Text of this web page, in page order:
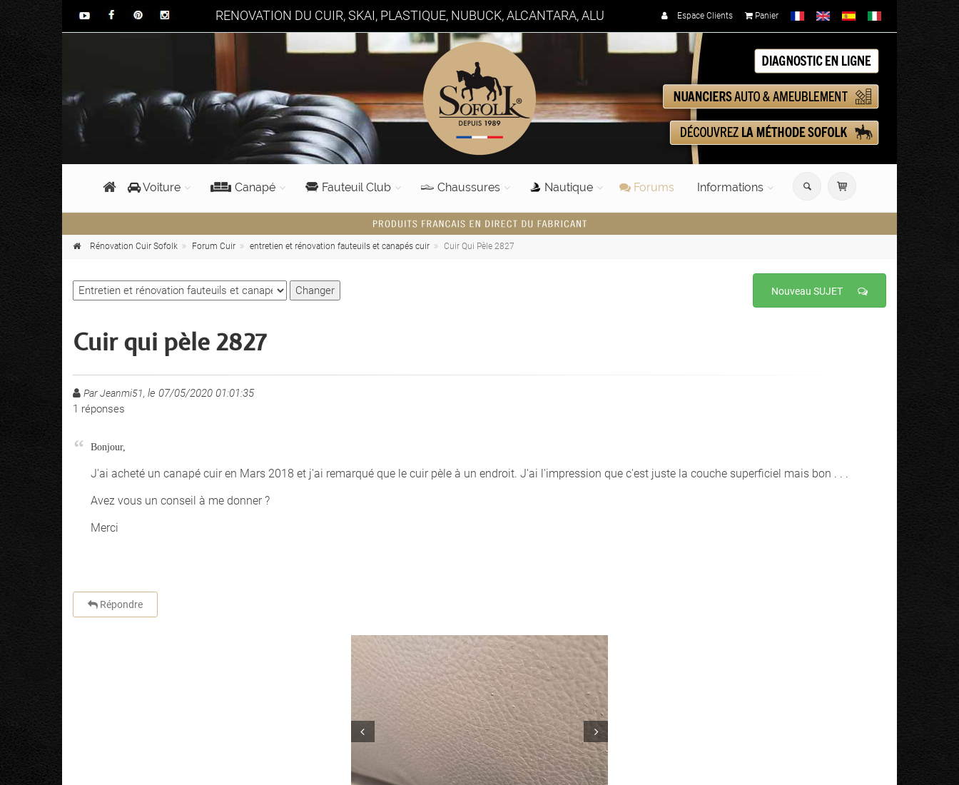
RENOVATION DU CUIR, SKAI, PLASTIQUE, NUBUCK, ALCANTARA, ALU Espace Clients Panier
Voiture Canapé Fauteuil Club Chaussures Nautique Forums Informations
Rénovation Cuir Sofolk Forum Cuir entretien et rénovation fauteuils et canapés cuir Cuir Qui Pèle 2827
Nouveau SUJET
Cuir qui pèle 2827
Par Jeanmi51, le 07/05/2020 01:01:35
1 réponses
Bonjour,
J'ai acheté un canapé cuir en Mars 2018 et j'ai remarqué que le cuir pèle à un endroit. J'ai l'impression que c'est juste la couche superficiel mais bon . . .
Avez vous un conseil à me donner ?
Merci
Répondre
Prev Next